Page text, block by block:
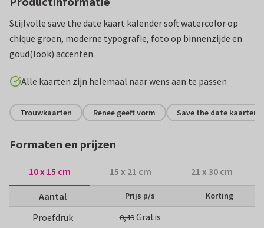
Stijlvolle save the date kaart kalender soft watercolor op
chique groen, moderne typografie, foto op binnenzijde en
goud(look) accenten.
Alle kaarten zijn helemaal naar wens aan te passen
Trouwkaarten Renee geeft vorm Save the date kaarten
Formaten en prijzen
10 x 15 cm 15 x 21 cm 21 x 30 cm
Aantal Prijs p/s Korting
Proefdruk 0,49Gratis